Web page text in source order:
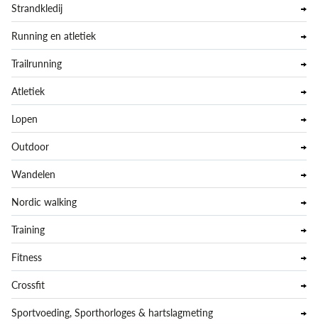
Strandkledij
Running en atletiek
Trailrunning
Atletiek
Lopen
Outdoor
Wandelen
Nordic walking
Training
Fitness
Crossfit
Sportvoeding, Sporthorloges & hartslagmeting